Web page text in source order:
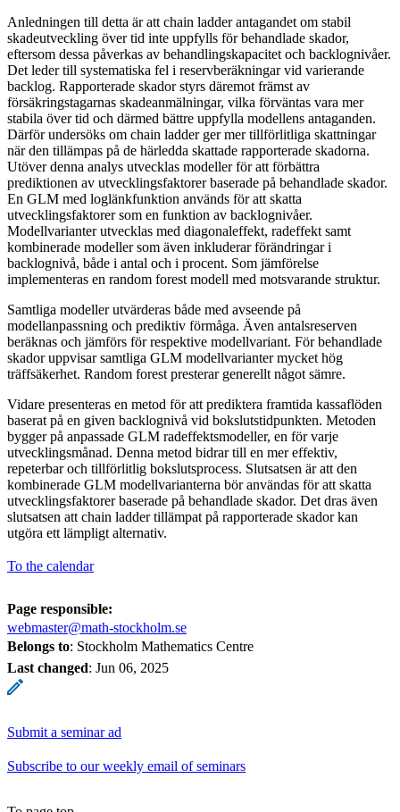
Anledningen till detta är att chain ladder antagandet om stabil
skadeutveckling över tid inte uppfylls för behandlade skador,
eftersom dessa påverkas av behandlingskapacitet och backlognivåer.
Det leder till systematiska fel i reservberäkningar vid varierande
backlog. Rapporterade skador styrs däremot främst av
försäkringstagarnas skadeanmälningar, vilka förväntas vara mer
stabila över tid och därmed bättre uppfylla modellens antaganden.
Därför undersöks om chain ladder ger mer tillförlitliga skattningar
när den tillämpas på de härledda skattade rapporterade skadorna.
Utöver denna analys utvecklas modeller för att förbättra
prediktionen av utvecklingsfaktorer baserade på behandlade skador.
En GLM med loglänkfunktion används för att skatta
utvecklingsfaktorer som en funktion av backlognivåer.
Modellvarianter utvecklas med diagonaleffekt, radeffekt samt
kombinerade modeller som även inkluderar förändringar i
backlognivå, både i antal och i procent. Som jämförelse
implementeras en random forest modell med motsvarande struktur.
Samtliga modeller utvärderas både med avseende på
modellanpassning och prediktiv förmåga. Även antalsreserven
beräknas och jämförs för respektive modellvariant. För behandlade
skador uppvisar samtliga GLM modellvarianter mycket hög
träffsäkerhet. Random forest presterar generellt något sämre.
Vidare presenteras en metod för att prediktera framtida kassaflöden
baserat på en given backlognivå vid bokslutstidpunkten. Metoden
bygger på anpassade GLM radeffektsmodeller, en för varje
utvecklingsmånad. Denna metod bidrar till en mer effektiv,
repeterbar och tillförlitlig bokslutsprocess. Slutsatsen är att den
kombinerade GLM modellvarianterna bör användas för att skatta
utvecklingsfaktorer baserade på behandlade skador. Det dras även
slutsatsen att chain ladder tillämpat på rapporterade skador kan
utgöra ett lämpligt alternativ.
To the calendar
Page responsible:
webmaster@math-stockholm.se
Belongs to: Stockholm Mathematics Centre
Last changed: Jun 06, 2025
Submit a seminar ad
Subscribe to our weekly email of seminars